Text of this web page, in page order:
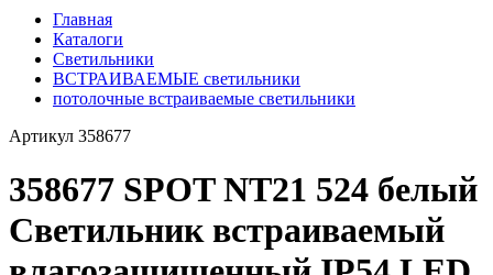
Главная
Каталоги
Светильники
ВСТРАИВАЕМЫЕ светильники
потолочные встраиваемые светильники
Артикул 358677
358677 SPOT NT21 524 белый
Светильник встраиваемый